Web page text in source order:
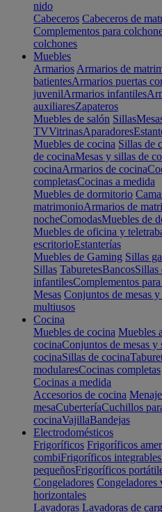
nido
Cabeceros Cabeceros de
Complementos para
colchones
Muebles
Armarios Armarios de
batientesArmarios puertas
juvenilArmarios infantiles
auxiliaresZapateros
Muebles de salón Sillas
TVVitrinasAparadores
Muebles de cocina Sillas de
de cocinaMesas y sillas de
cocinaArmarios de cocina
completasCocinas a medida
Muebles de dormitorio
matrimonioArmarios de
nocheComodasMuebles de
Muebles de oficina y
escritorioEstanterías
Muebles de Gaming Sillas
Sillas TaburetesBancosSillas
infantilesComplementos
Mesas Conjuntos de mesas
multiusos
Cocina
Muebles de cocina Muebles
cocinaConjuntos de mesas y
cocinaSillas de cocina
modularesCocinas completas
Cocinas a medida
Accesorios de cocina Menaje
mesaCuberteríaCuchillos
cocinaVajillaBandejas
Electrodomésticos
Frigoríficos Frigoríficos
combiFrigoríficos integrables
pequeñosFrigoríficos
Congeladores Congeladores
horizontales
Lavadoras Lavadoras de